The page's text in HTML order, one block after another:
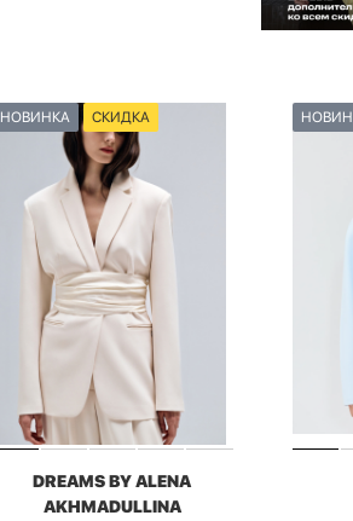
НОВИНКА СКИДКА
DREAMS BY ALENA
AKHMADULLINA